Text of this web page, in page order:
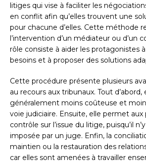
litiges qui vise à faciliter les
en conflit afin qu’elles trouvent une
pour chacune d’elles. Cette méthode
l’intervention d’un médiateur ou d’un
rôle consiste à aider les protagonistes
besoins et à proposer des solutions
Cette procédure présente plusieurs
au recours aux tribunaux. Tout d’abord,
généralement moins coûteuse et
voie judiciaire. Ensuite, elle permet
contrôle sur l’issue du litige, puisqu’il
imposée par un juge. Enfin, la
maintien ou la restauration des
car elles sont amenées à travailler